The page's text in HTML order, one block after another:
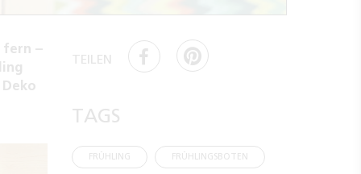
fern –
TEILEN
TAGS
FRÜHLING FRÜHLINGSBOTEN